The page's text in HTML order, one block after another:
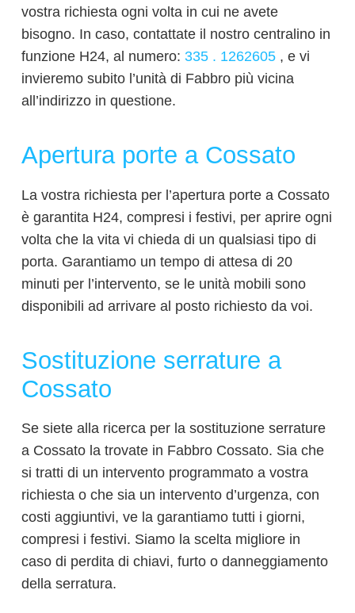
vostra richiesta ogni volta in cui ne avete
bisogno. In caso, contattate il nostro centralino in
funzione H24, al numero: 335 . 1262605 , e vi
invieremo subito l’unità di Fabbro più vicina
all’indirizzo in questione.
Apertura porte a Cossato
La vostra richiesta per l’apertura porte a Cossato
è garantita H24, compresi i festivi, per aprire ogni
volta che la vita vi chieda di un qualsiasi tipo di
porta. Garantiamo un tempo di attesa di 20
minuti per l’intervento, se le unità mobili sono
disponibili ad arrivare al posto richiesto da voi.
Sostituzione serrature a
Cossato
Se siete alla ricerca per la sostituzione serrature
a Cossato la trovate in Fabbro Cossato. Sia che
si tratti di un intervento programmato a vostra
richiesta o che sia un intervento d’urgenza, con
costi aggiuntivi, ve la garantiamo tutti i giorni,
compresi i festivi. Siamo la scelta migliore in
caso di perdita di chiavi, furto o danneggiamento
della serratura.